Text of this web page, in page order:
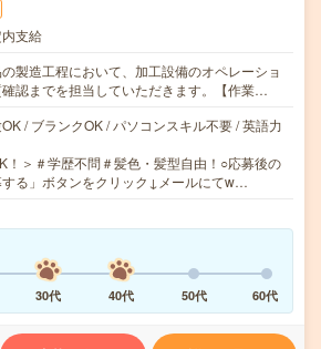
支給
製造工程において、加工設備のオペレーショ
認までを担当していただきます。【作業…
/ ブランクOK / パソコンスキル不要 / 英語力
！＞＃学歴不問＃髪色・髪型自由！○応募後の
る」ボタンをクリック↓メールにてw…
30代 40代 50代 60代